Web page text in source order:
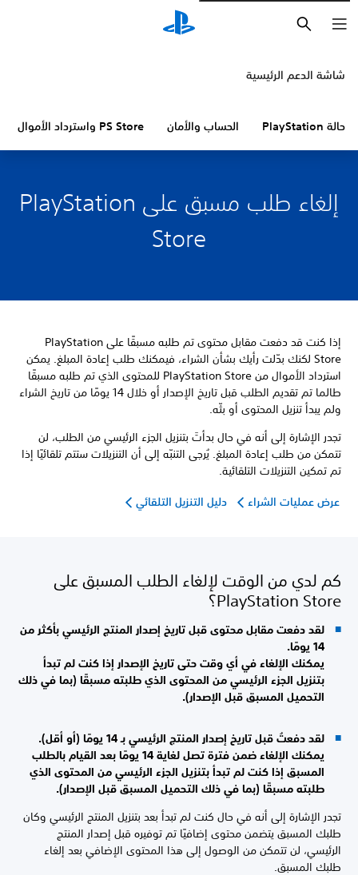
شاشة الدعم الرئيسية
حالة PlayStation الحساب والأمان PS Store واسترداد الأموال
إلغاء طلب مسبق على PlayStation
Store
إذا كنت قد دفعت مقابل محتوى تم طلبه مسبقًا على PlayStation
Store لكنك بدّلت رأيك بشأن الشراء، فيمكنك طلب إعادة المبلغ. يمكن
استرداد الأموال من PlayStation Store للمحتوى الذي تم طلبه مسبقًا
طالما تم تقديم الطلب قبل تاريخ الإصدار أو خلال 14 يومًا من تاريخ الشراء
ولم يبدأ تنزيل المحتوى أو بثّه.
تجدر الإشارة إلى أنه في حال بدأتَ بتنزيل الجزء الرئيسي من الطلب، لن
تتمكن من طلب إعادة المبلغ. يُرجى التنبّه إلى أن التنزيلات ستتم تلقائيًا إذا
تم تمكين التنزيلات التلقائية.
عرض عمليات الشراء دليل التنزيل التلقائي
كم لدي من الوقت لإلغاء الطلب المسبق على
PlayStation Store؟
لقد دفعت مقابل محتوى قبل تاريخ إصدار المنتج الرئيسي بأكثر من
14 يومًا.
يمكنك الإلغاء في أي وقت حتى تاريخ الإصدار إذا كنت لم تبدأ
بتنزيل الجزء الرئيسي من المحتوى الذي طلبته مسبقًا (بما في ذلك
التحميل المسبق قبل الإصدار).
لقد دفعتُ قبل تاريخ إصدار المنتج الرئيسي بـ 14 يومًا (أو أقل).
يمكنك الإلغاء ضمن فترة تصل لغاية 14 يومًا بعد القيام بالطلب
المسبق إذا كنت لم تبدأ بتنزيل الجزء الرئيسي من المحتوى الذي
طلبته مسبقًا (بما في ذلك التحميل المسبق قبل الإصدار).
تجدر الإشارة إلى أنه في حال كنت لم تبدأ بعد بتنزيل المنتج الرئيسي وكان
طلبك المسبق يتضمن محتوى إضافيًا تم توفيره قبل إصدار المنتج
الرئيسي، لن تتمكن من الوصول إلى هذا المحتوى الإضافي بعد إلغاء
طلبك المسبق.